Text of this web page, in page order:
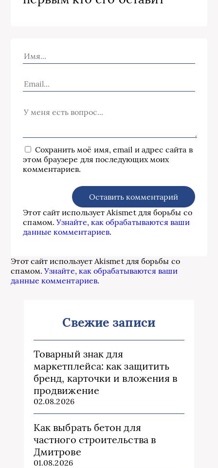
Сохранить моё имя, email и адрес сайта в
этом браузере для последующих моих
комментариев.
Этот сайт использует Akismet для борьбы со
спамом.Узнайте, как обрабатываются ваши
данные комментариев.
Этот сайт использует Akismet для борьбы со
спамом.Узнайте, как обрабатываются ваши
данные комментариев.
Свежие записи
Товарный знак для
маркетплейса: как защитить
бренд, карточки и вложения в
продвижение
02.08.2026
Как выбрать бетон для
частного строительства в
Дмитрове
01.08.2026